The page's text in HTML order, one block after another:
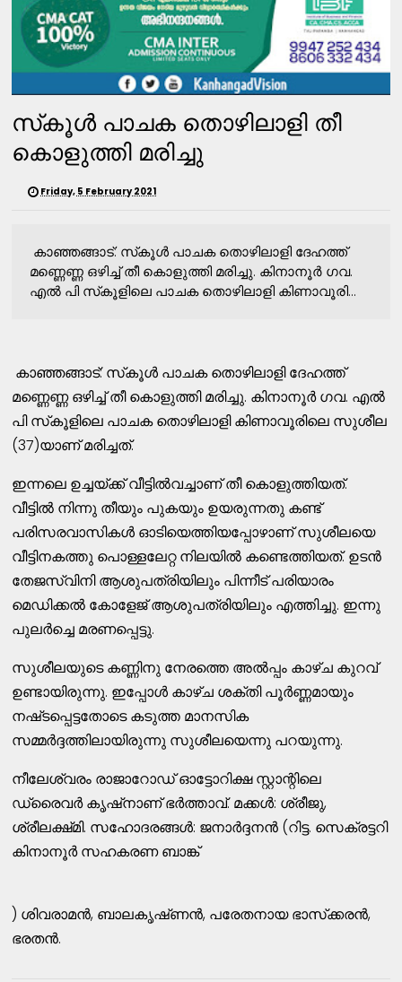
സ്‌കൂള്‍ പാചക തൊഴിലാളി തീ
കൊളുത്തി മരിച്ചു
Friday, 5 February 2021
കാഞ്ഞങ്ങാട്‌: സ്‌കൂള്‍ പാചക തൊഴിലാളി ദേഹത്ത്‌
മണ്ണെണ്ണ ഒഴിച്ച്‌ തീ കൊളുത്തി മരിച്ചു. കിനാനൂര്‍ ഗവ.
എല്‍ പി സ്‌കൂളിലെ പാചക തൊഴിലാളി കിണാവൂരി...
കാഞ്ഞങ്ങാട്‌: സ്‌കൂള്‍ പാചക തൊഴിലാളി ദേഹത്ത്‌
മണ്ണെണ്ണ ഒഴിച്ച്‌ തീ കൊളുത്തി മരിച്ചു. കിനാനൂര്‍ ഗവ. എല്‍
പി സ്‌കൂളിലെ പാചക തൊഴിലാളി കിണാവൂരിലെ സുശീല
(37)യാണ്‌ മരിച്ചത്‌.
ഇന്നലെ ഉച്ചയ്‌ക്ക്‌ വീട്ടില്‍വച്ചാണ്‌ തീ കൊളുത്തിയത്‌.
വീട്ടില്‍ നിന്നു തീയും പുകയും ഉയരുന്നതു കണ്ട്‌
പരിസരവാസികള്‍ ഓടിയെത്തിയപ്പോഴാണ്‌ സുശീലയെ
വീട്ടിനകത്തു പൊള്ളലേറ്റ നിലയില്‍ കണ്ടെത്തിയത്‌. ഉടന്‍
തേജസ്വിനി ആശുപത്രിയിലും പിന്നീട്‌ പരിയാരം
മെഡിക്കല്‍ കോളേജ്‌ ആശുപത്രിയിലും എത്തിച്ചു. ഇന്നു
പുലര്‍ച്ചെ മരണപ്പെട്ടു.
സുശീലയുടെ കണ്ണിനു നേരത്തെ അല്‍പ്പം കാഴ്‌ച കുറവ്‌
ഉണ്ടായിരുന്നു. ഇപ്പോള്‍ കാഴ്‌ച ശക്തി പൂര്‍ണ്ണമായും
നഷ്‌ടപ്പെട്ടതോടെ കടുത്ത മാനസിക
സമ്മര്‍ദ്ദത്തിലായിരുന്നു സുശീലയെന്നു പറയുന്നു.
നീലേശ്വരം രാജാറോഡ്‌ ഓട്ടോറിക്ഷ സ്റ്റാന്റിലെ
ഡ്രൈവര്‍ കൃഷ്‌നാണ്‌ ഭര്‍ത്താവ്‌. മക്കള്‍: ശ്രീജു,
ശ്രീലക്ഷ്‌മി. സഹോദരങ്ങള്‍: ജനാര്‍ദ്ദനന്‍ (റിട്ട. സെക്രട്ടറി
കിനാനൂര്‍ സഹകരണ ബാങ്ക്‌
) ശിവരാമന്‍, ബാലകൃഷ്‌ണന്‍, പരേതനായ ഭാസ്‌ക്കരന്‍,
ഭരതന്‍.